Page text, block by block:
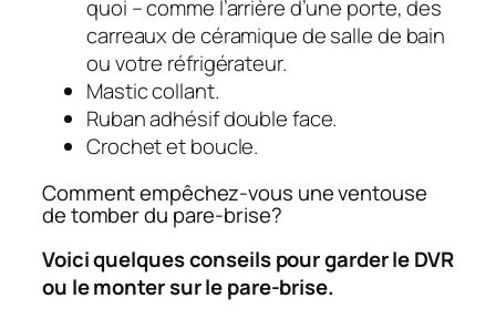
quoi – comme l’arrière d’une porte, des
carreaux de céramique de salle de bain
ou votre réfrigérateur.
Mastic collant.
Ruban adhésif double face.
Crochet et boucle.
Comment empêchez-vous une ventouse
de tomber du pare-brise?
Voici quelques conseils pour garder le DVR
ou le monter sur le pare-brise.